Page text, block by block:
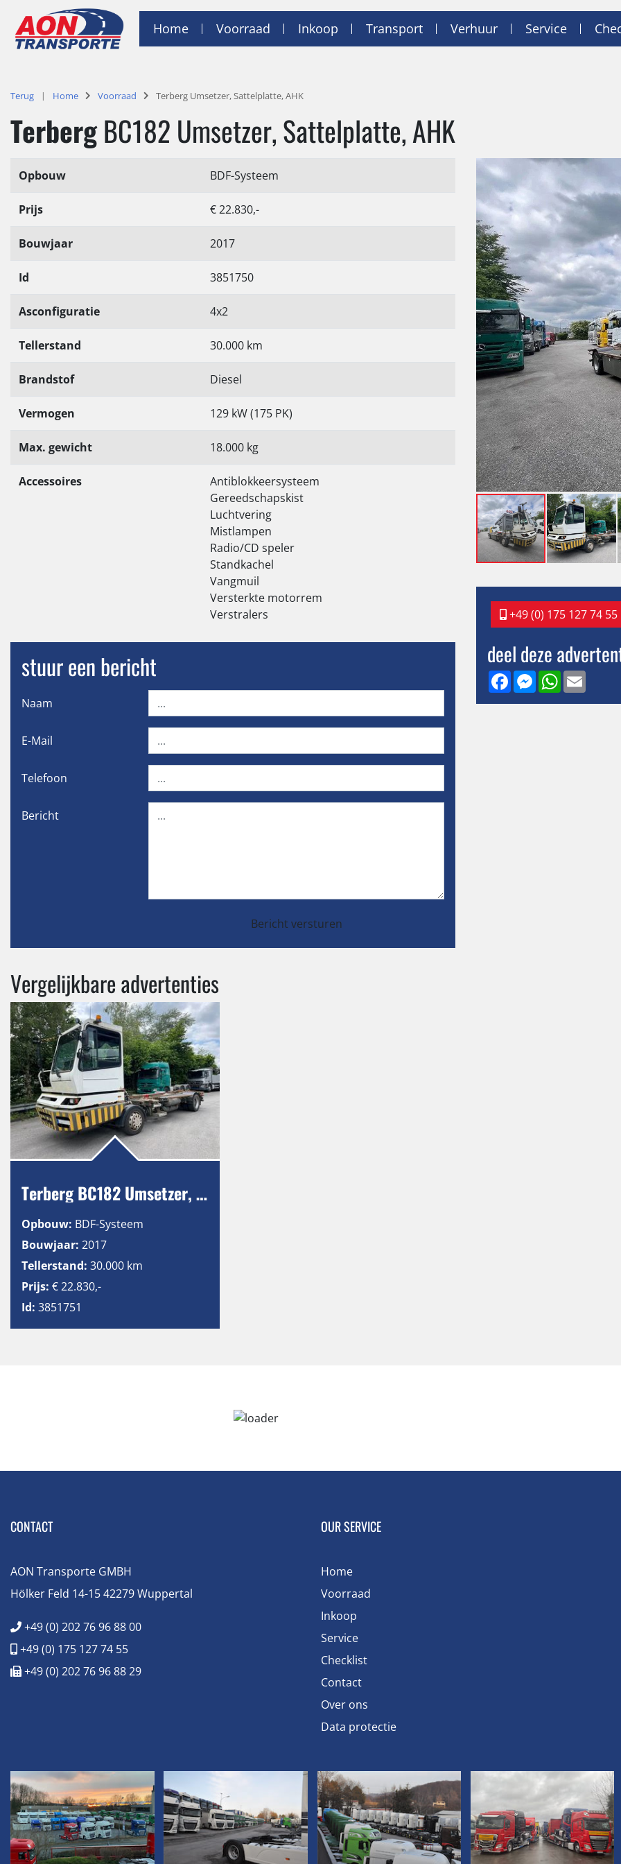
Home Voorraad Inkoop Transport Verhuur Service
Terug Home Voorraad Terberg Umsetzer, Sattelplatte, AHK
TerbergBC182 Umsetzer, Sattelplatte, AHK
+49 (0) 175 127 74 55
deel deze
FacebookMessengerWhatsApp
Opbouw BDF-Systeem
Prijs € 22.830,-
Bouwjaar 2017
Id 3851750
Asconfiguratie 4x2
Tellerstand 30.000 km
Brandstof Diesel
Vermogen 129 kW (175 PK)
Max. gewicht 18.000 kg
Accessoires
Antiblokkeersysteem
Gereedschapskist
Luchtvering
Mistlampen
Radio/CD speler
Standkachel
Vangmuil
Versterkte motorrem
Verstralers
stuur een bericht
Naam
E-Mail
Telefoon
Bericht
Bericht versturen
Vergelijkbare advertenties
Terberg BC182 Umsetzer, Sattelplatte, AHK
Opbouw: BDF-Systeem
Bouwjaar: 2017
Tellerstand: 30.000 km
Prijs: € 22.830,-
Id: 3851751
CONTACT
AON Transporte GMBH
Hölker Feld 14-15 42279 Wuppertal
+49 (0) 202 76 96 88 00
+49 (0) 175 127 74 55
+49 (0) 202 76 96 88 29
OUR SERVICE
Home
Voorraad
Inkoop
Service
Checklist
Contact
Over ons
Data protectie